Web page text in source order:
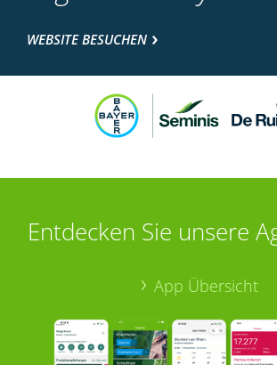
WEBSITE BESUCHEN
Entdecken Sie unsere
App Übersicht